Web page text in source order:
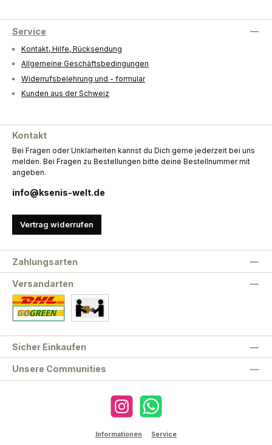
Service
Kontakt, Hilfe, Rücksendung
Allgemeine Geschäftsbedingungen
Widerrufsbelehrung und - formular
Kunden aus der Schweiz
Kontakt
Bei Fragen oder Unklarheiten kannst du Dich gerne jederzeit bei uns
melden. Bei Fragen zu Bestellungen bitte deine Bestellnummer mit
angeben.
info@ksenis-welt.de
Vertrag widerrufen
Unsere Communities
Zahlungsarten
Versandarten
Sicher Einkaufen
Instagram WhatsApp
Informationen Service